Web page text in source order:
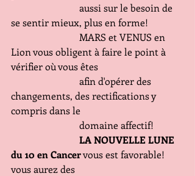
se sentir mieux, plus en forme!
Lion vous obligent à faire le point à
vérifier où vous êtes
changements, des rectifications y
compris dans le
                            domaine affectif!
   LA NOUVELLE LUNE
du 10 en Cancer vous est favorable!
vous aurez des